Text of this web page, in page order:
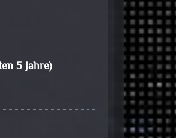
5 Jahre)